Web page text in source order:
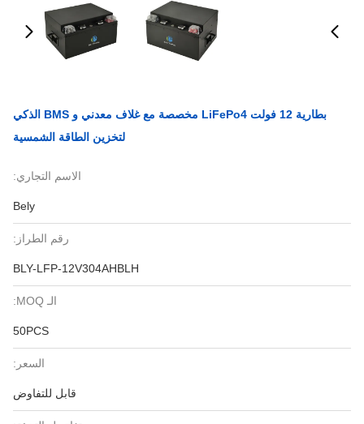
بطارية 12 فولت LiFePo4 مخصصة مع غلاف معدني و BMS الذكي
لتخزين الطاقة الشمسية
الاسم التجاري:
Bely
رقم الطراز:
BLY-LFP-12V304AHBLH
الـ MOQ:
50PCS
السعر:
قابل للتفاوض